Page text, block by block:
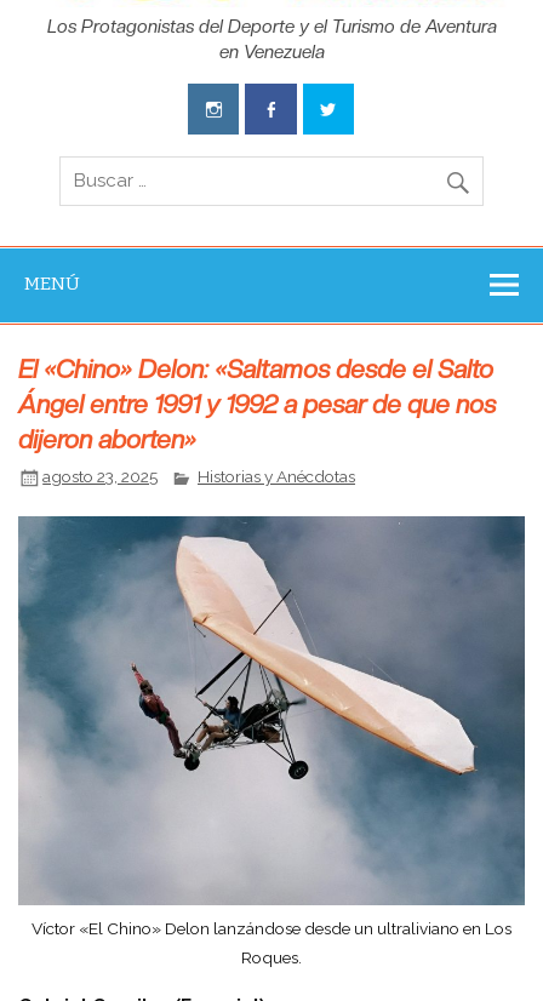
Venezuela
Experience
Los Protagonistas del Deporte y el Turismo de Aventura
en Venezuela
MENÚ
El «Chino» Delon: «Saltamos desde el Salto
Ángel entre 1991 y 1992 a pesar de que nos
dijeron aborten»
agosto 23, 2025 Historias y Anécdotas
Víctor «El Chino» Delon lanzándose desde un ultraliviano en Los
Roques.